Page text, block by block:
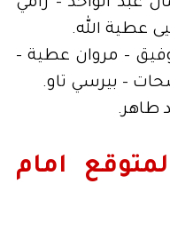
عطية الله.
– مروان عطية –
– بيرسي تاو.
طاهر.
امام